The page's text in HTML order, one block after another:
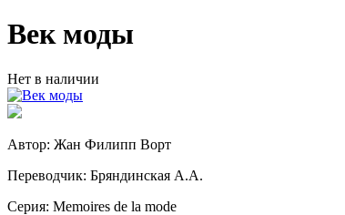
Век моды
Нет в наличии
Автор: Жан Филипп Ворт
Переводчик: Бряндинская А.А.
Серия: Mеmoires de la mode